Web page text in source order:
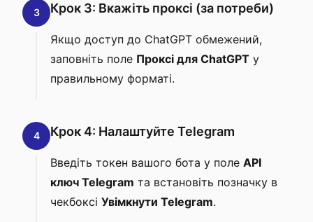
3 Крок 3: Вкажіть проксі (за потреби)
Якщо доступ до ChatGPT обмежений,
заповніть поле Проксі для ChatGPT у
правильному форматі.
4 Крок 4: Налаштуйте Telegram
Введіть токен вашого бота у поле API
ключ Telegram та встановіть позначку в
чекбоксі Увімкнути Telegram.